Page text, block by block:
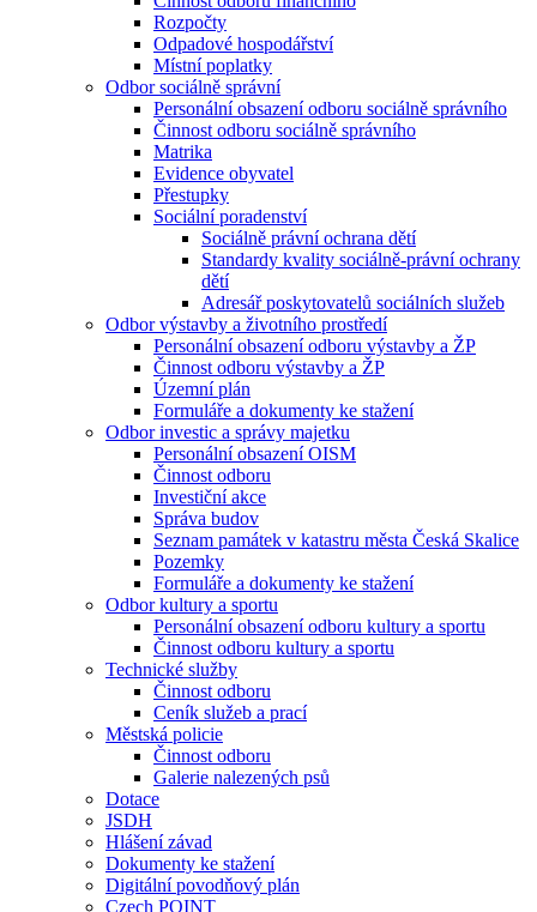
Rozpočty
Odpadové hospodářství
Místní poplatky
Odbor sociálně správní
Personální obsazení odboru sociálně správního
Činnost odboru sociálně správního
Matrika
Evidence obyvatel
Přestupky
Sociální poradenství
Sociálně právní ochrana dětí
Standardy kvality sociálně-právní ochrany
dětí
Adresář poskytovatelů sociálních služeb
Odbor výstavby a životního prostředí
Personální obsazení odboru výstavby a ŽP
Činnost odboru výstavby a ŽP
Územní plán
Formuláře a dokumenty ke stažení
Odbor investic a správy majetku
Personální obsazení OISM
Činnost odboru
Investiční akce
Správa budov
Seznam památek v katastru města Česká Skalice
Pozemky
Formuláře a dokumenty ke stažení
Odbor kultury a sportu
Personální obsazení odboru kultury a sportu
Činnost odboru kultury a sportu
Technické služby
Činnost odboru
Ceník služeb a prací
Městská policie
Činnost odboru
Galerie nalezených psů
Dotace
JSDH
Hlášení závad
Dokumenty ke stažení
Digitální povodňový plán
Czech POINT